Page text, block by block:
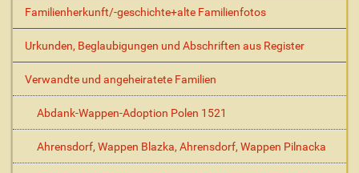
t
o
e
Familienherkunft/-geschichte+alte Familienfotos
Urkunden, Beglaubigungen und Abschriften aus Register
Verwandte und angeheiratete Familien
Abdank-Wappen-Adoption Polen 1521
Ahrensdorf, Wappen Blazka, Ahrensdorf, Wappen Pilnacka